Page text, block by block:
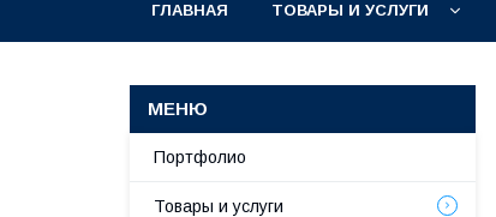
ГЛАВНАЯ ТОВАРЫ И УСЛУГИ
Портфолио
Товары и услуги